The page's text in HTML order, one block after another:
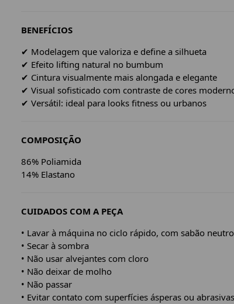
BENEFÍCIOS
✔ Modelagem que valoriza e define a silhueta
✔ Efeito lifting natural no bumbum
✔ Cintura visualmente mais alongada e elegante
✔ Visual sofisticado com contraste de cores
✔ Versátil: ideal para looks fitness ou urbanos
COMPOSIÇÃO
86% Poliamida
14% Elastano
CUIDADOS COM A PEÇA
• Lavar à máquina no ciclo rápido, com sabão neutro
• Secar à sombra
• Não usar alvejantes com cloro
• Não deixar de molho
• Não passar
• Evitar contato com superfícies ásperas ou